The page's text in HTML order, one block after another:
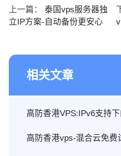
上一篇：
泰国vps服务器独
立IP方案-自动备份更安心
相关文章
高防香港VPS:IPv6支持
高防香港vps-混合云免费